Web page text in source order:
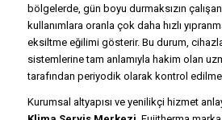
bölgelerde, gün boyu durmaksızın
kullanımlara oranla çok daha hızlı
eksiltme eğilimi gösterir. Bu durum,
sistemlerine tam anlamıyla hakim olan
tarafından periyodik olarak kontrol
Kurumsal altyapısı ve yenilikçi hizmet